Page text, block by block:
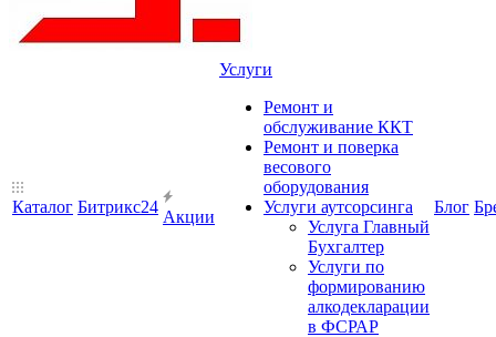
Каталог Битрикс24
Акции
Услуги
Ремонт и
обслуживание ККТ
Ремонт и поверка
весового
оборудования
Услуги аутсорсинга
Услуга Главный
Бухгалтер
Услуги по
формированию
алкодекларации
в ФСРАР
Блог